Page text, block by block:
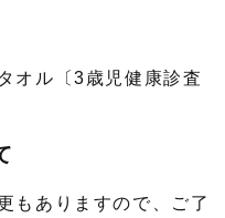
オル〔3歳児健康診査
もありますので、ご了